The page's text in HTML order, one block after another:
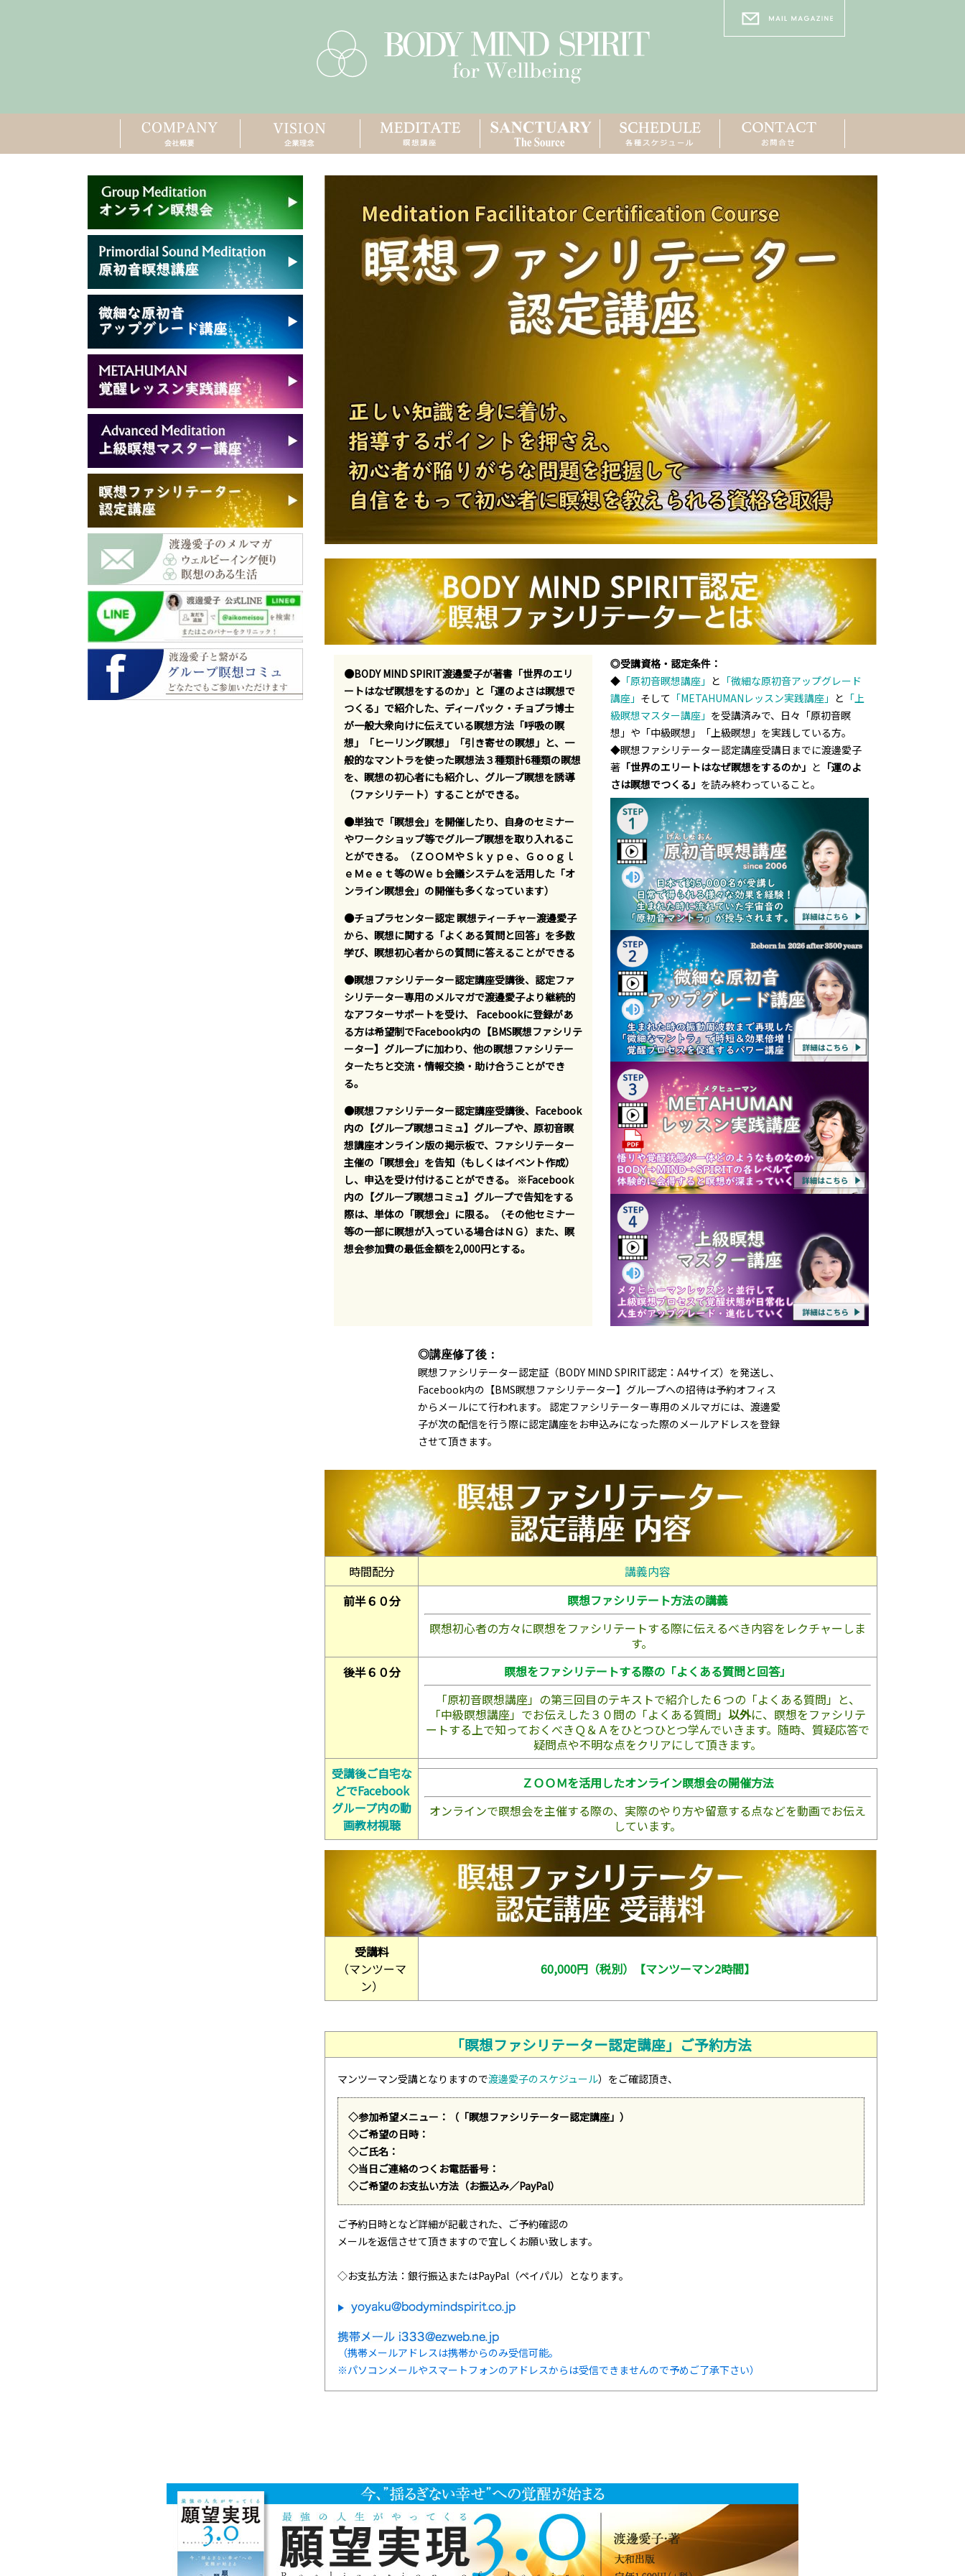
●BODY MIND SPIRIT渡邊愛子が著書「世界のエリ
ートはなぜ瞑想をするのか」と「運のよさは瞑想で
つくる」で紹介した、ディーパック・チョプラ博士
が一般大衆向けに伝えている瞑想方法「呼吸の瞑
想」「ヒーリング瞑想」「引き寄せの瞑想」と、一
般的なマントラを使った瞑想法３種類計6種類の瞑想
を、瞑想の初心者にも紹介し、グループ瞑想を誘導
（ファシリテート）することができる。
●単独で「瞑想会」を開催したり、自身のセミナー
やワークショップ等でグループ瞑想を取り入れるこ
とができる。（ＺＯＯＭやＳｋｙｐｅ、Ｇｏｏｇｌ
ｅＭｅｅｔ等のＷｅｂ会議システムを活用した「オ
ンライン瞑想会」の開催も多くなっています）
●チョプラセンター認定 瞑想ティーチャー渡邊愛子
から、瞑想に関する「よくある質問と回答」を多数
学び、瞑想初心者からの質問に答えることができる
●瞑想ファシリテーター認定講座受講後、認定ファ
シリテーター専用のメルマガで渡邊愛子より継続的
なアフターサポートを受け、 Facebookに登録があ
る方は希望制でFacebook内の【BMS瞑想ファシリテ
ーター】グループに加わり、他の瞑想ファシリテー
ターたちと交流・情報交換・助け合うことができ
る。
●瞑想ファシリテーター認定講座受講後、Facebook
内の【グループ瞑想コミュ】グループや、原初音瞑
想講座オンライン版の掲示板で、ファシリテーター
主催の「瞑想会」を告知（もしくはイベント作成）
し、申込を受け付けることができる。 ※Facebook
内の【グループ瞑想コミュ】グループで告知をする
際は、単体の「瞑想会」に限る。（その他セミナー
等の一部に瞑想が入っている場合はＮＧ）また、瞑
想会参加費の最低金額を2,000円とする。
◎受講資格・認定条件：
◆「原初音瞑想講座」 と 「微細な原初音アップグレード
講座」 そして 「METAHUMANレッスン実践講座」 と 「上
級瞑想マスター講座」 を受講済みで、日々「原初音瞑
想」や「中級瞑想」「上級瞑想」を実践している方。
◆瞑想ファシリテーター認定講座受講日までに渡邊愛子
著「世界のエリートはなぜ瞑想をするのか」 と 「運のよ
さは瞑想でつくる」 を読み終わっていること。
◎講座修了後：
瞑想ファシリテーター認定証（BODY MIND SPIRIT認定：A4サイズ）を発送し、
Facebook内の【BMS瞑想ファシリテーター】グループへの招待は予約オフィス
からメールにて行われます。 認定ファシリテーター専用のメルマガには、渡邊愛
子が次の配信を行う際に認定講座をお申込みになった際のメールアドレスを登録
させて頂きます。
時間配分
講義内容
前半６０分
瞑想ファシリテート方法の講義
瞑想初心者の方々に瞑想をファシリテートする際に伝えるべき内容をレクチャーしま
す。
後半６０分
瞑想をファシリテートする際の「よくある質問と回答」
「原初音瞑想講座」の第三回目のテキストで紹介した６つの「よくある質問」と、
「中級瞑想講座」でお伝えした３０問の「よくある質問」 以外に、瞑想をファシリテ
ートする上で知っておくべきＱ＆Ａをひとつひとつ学んでいきます。随時、質疑応答で
疑問点や不明な点をクリアにして頂きます。
受講後ご自宅な
どでFacebook
グループ内の動
画教材視聴
ＺＯＯＭを活用したオンライン瞑想会の開催方法
オンラインで瞑想会を主催する際の、実際のやり方や留意する点などを動画でお伝え
しています。
受講料
（マンツーマ
ン）
60,000円（税別）【マンツーマン2時間】
「瞑想ファシリテーター認定講座」ご予約方法
マンツーマン受講となりますので渡邊愛子のスケジュール）をご確認頂き、
◇参加希望メニュー：（「瞑想ファシリテーター認定講座」）
◇ご希望の日時：
◇ご氏名：
◇当日ご連絡のつくお電話番号：
◇ご希望のお支払い方法（お振込み／PayPal）
ご予約日時となど詳細が記載された、ご予約確認の
メールを返信させて頂きますので宜しくお願い致します。
◇お支払方法：銀行振込またはPayPal（ペイパル）となります。
（携帯メールアドレスは携帯からのみ受信可能。
※パソコンメールやスマートフォンのアドレスからは受信できませんので予めご了承下さい）